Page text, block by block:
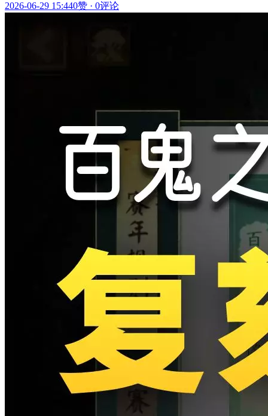
2026-06-29 15:440赞 · 0评论